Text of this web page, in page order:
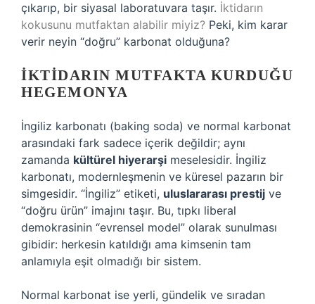
çıkarıp, bir siyasal laboratuvara taşır. İktidarın
kokusunu mutfaktan alabilir miyiz? Peki, kim karar
verir neyin “doğru” karbonat olduğuna?
İKTIDARIN MUTFAKTA KURDUĞU
HEGEMONYA
İngiliz karbonatı (baking soda) ve normal karbonat
arasındaki fark sadece içerik değildir; aynı
zamanda kültürel hiyerarşi meselesidir. İngiliz
karbonatı, modernleşmenin ve küresel pazarın bir
simgesidir. “İngiliz” etiketi, uluslararası prestij ve
“doğru ürün” imajını taşır. Bu, tıpkı liberal
demokrasinin “evrensel model” olarak sunulması
gibidir: herkesin katıldığı ama kimsenin tam
anlamıyla eşit olmadığı bir sistem.
Normal karbonat ise yerli, gündelik ve sıradan